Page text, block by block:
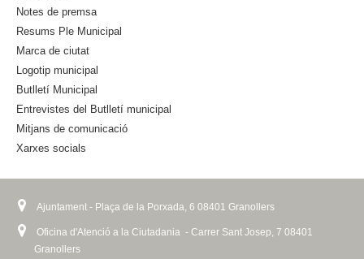
t
e
r
n
a
Notes de premsa
Resums Ple Municipal
Marca de ciutat
Logotip municipal
Butlletí Municipal
Entrevistes del Butlletí municipal
Mitjans de comunicació
Xarxes socials
Ajuntament - Plaça de la Porxada, 6 08401 Granollers
Oficina d'Atenció a la Ciutadania - Carrer Sant Josep, 7 08401
Granollers